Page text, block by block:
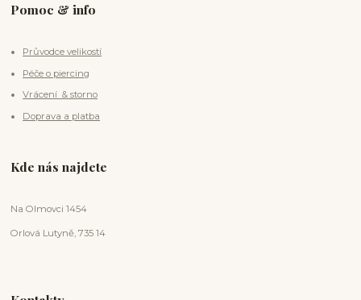
Pomoc & info
Průvodce velikostí
Péče o piercing
Vrácení & storno
Doprava a platba
Kde nás najdete
Na Olmovci 1454
Orlová Lutyně, 735 14